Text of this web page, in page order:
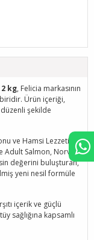
kg, Felicia markasının
Ürün içeriği,
şekilde
ve Hamsi Lezzetiyle
Adult Salmon, Norveç
değerini buluşturan,
yeni nesil formüle
içerik ve güçlü
sağlığına kapsamlı